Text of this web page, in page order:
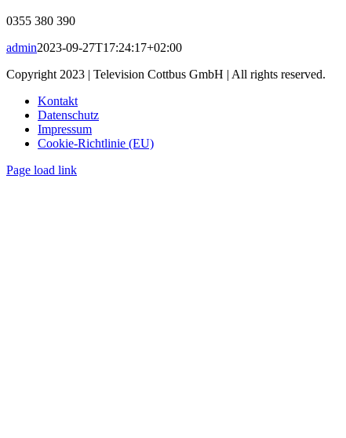
0355 380 390
admin2023-09-27T17:24:17+02:00
Copyright 2023 | Television Cottbus GmbH | All rights reserved.
Kontakt
Datenschutz
Impressum
Cookie-Richtlinie (EU)
Page load link